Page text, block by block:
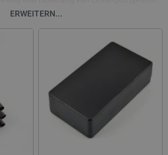
Schrumpfröhren und Kabelmanagement)
wie selbstklebende Beine. In unserem
Deine Geräte brauchen.
ERWEITERN...